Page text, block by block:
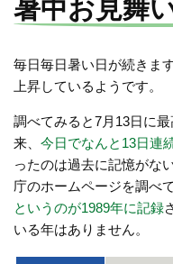
暑中お見舞
毎日毎日暑い日が続きま
上昇しているようです。
調べてみると7月13日に
来、 今日でなんと13日連
ったのは過去に記憶がな
庁のホームページを調べ
というのが1989年に記録
いる年はありません。